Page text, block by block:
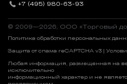
+7 (495) 980-63-93
© 2009—2026, OOO «Торговый
Политика обработки персональных
Защита от спама reCAPTCHA v3 |
Любая информация, размещенная на
исключительно
информационный характер и не